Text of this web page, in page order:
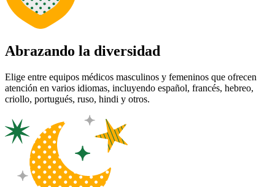
Abrazando la diversidad
Elige entre equipos médicos masculinos y femeninos que ofrecen
atención en varios idiomas, incluyendo español, francés, hebreo,
criollo, portugués, ruso, hindi y otros.